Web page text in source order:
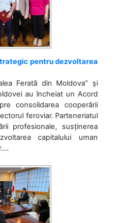
pentru dezvoltarea
Ferată din Moldova” și
au încheiat un Acord
consolidarea cooperării
feroviar. Parteneriatul
profesionale, susținerea
capitalului uman